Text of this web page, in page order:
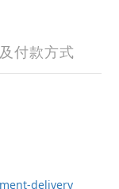
付款方式
delivery